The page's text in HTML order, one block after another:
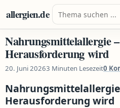
Zum Inhalt springen
allergien.de Suche nach:
Nahrungsmittelallergie
Herausforderung wird
20. Juni 20263 Minuten Lesezeit0
Nahrungsmittelallergie
Herausforderung wird